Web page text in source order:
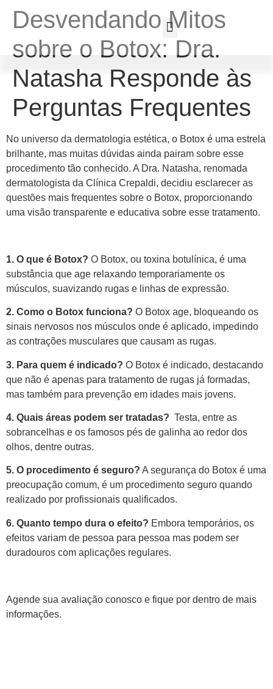
Desvendando Mitos
sobre o Botox: Dra.
Natasha Responde às
Perguntas Frequentes
No universo da dermatologia estética, o Botox é uma estrela
brilhante, mas muitas dúvidas ainda pairam sobre esse
procedimento tão conhecido. A Dra. Natasha, renomada
dermatologista da Clínica Crepaldi, decidiu esclarecer as
questões mais frequentes sobre o Botox, proporcionando
uma visão transparente e educativa sobre esse tratamento.
1. O que é Botox? O Botox, ou toxina botulínica, é uma
substância que age relaxando temporariamente os
músculos, suavizando rugas e linhas de expressão.
2. Como o Botox funciona? O Botox age, bloqueando os
sinais nervosos nos músculos onde é aplicado, impedindo
as contrações musculares que causam as rugas.
3. Para quem é indicado? O Botox é indicado, destacando
que não é apenas para tratamento de rugas já formadas,
mas também para prevenção em idades mais jovens.
4. Quais áreas podem ser tratadas? Testa, entre as
sobrancelhas e os famosos pés de galinha ao redor dos
olhos, dentre outras.
5. O procedimento é seguro? A segurança do Botox é uma
preocupação comum, é um procedimento seguro quando
realizado por profissionais qualificados.
6. Quanto tempo dura o efeito? Embora temporários, os
efeitos variam de pessoa para pessoa mas podem ser
duradouros com aplicações regulares.
Agende sua avaliação conosco e fique por dentro de mais
informações.